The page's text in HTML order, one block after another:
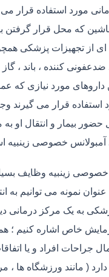
مورد استفاده قرار می
که محل قرار گرفتن
از تجهیزات پزشکی
کننده ، باند ، گاز
داروهای مورد نیازی که
استفاده قرار می گیرند
بیمار و انتقال او به
آمبولانس خصوصی زینبیه
خصوصی زینبیه وظایف
نمونه می توانیم به
به یک مرکز درمانی
خاص اشاره کنیم ؛
جراحات افراد و یا
دارد ( مانند ورزشگاه ها ،